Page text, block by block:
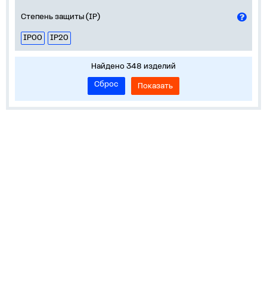
Степень защиты (IP)
IP00 IP20
Найдено 348 изделий
Сброс
Показать